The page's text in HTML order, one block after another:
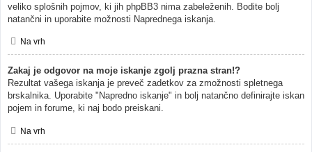
veliko splošnih pojmov, ki jih phpBB3 nima zabeleženih. Bodite bolj
natančni in uporabite možnosti Naprednega iskanja.
Na vrh
Zakaj je odgovor na moje iskanje zgolj prazna stran!?
Rezultat vašega iskanja je preveč zadetkov za zmožnosti spletnega
brskalnika. Uporabite "Napredno iskanje" in bolj natančno definirajte iskan
pojem in forume, ki naj bodo preiskani.
Na vrh